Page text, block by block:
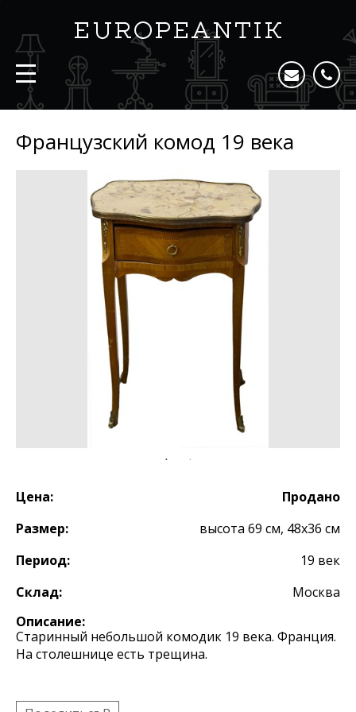
Французский комод 19 века
Цена:
Продано
Размер:
высота 69 см, 48х36 см
Период:
19 век
Склад:
Москва
Описание:
Старинный небольшой комодик 19 века. Франция.
На столешнице есть трещина.